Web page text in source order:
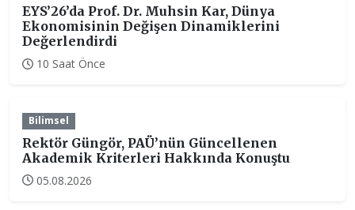
EYS’26’da Prof. Dr. Muhsin Kar, Dünya
Ekonomisinin Değişen Dinamiklerini
Değerlendirdi
10 Saat Önce
Bilimsel
Rektör Güngör, PAÜ’nün Güncellenen
Akademik Kriterleri Hakkında Konuştu
05.08.2026